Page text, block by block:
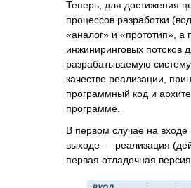
Теперь, для достижения
процессов разработки
«аналог» и «прототип», а
инжиниринговых потоков
разрабатываемую
качестве реализации,
программный код и
программе.
В первом случае на входе
выходе — реализация
первая отладочная